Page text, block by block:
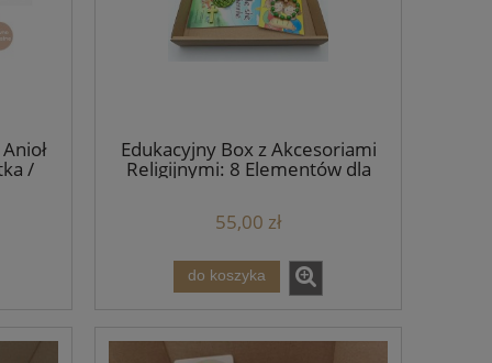
/
Edukacyjny Box z Akcesoriami
Religijnymi: 8 Elementów dla
55,00 zł
do koszyka